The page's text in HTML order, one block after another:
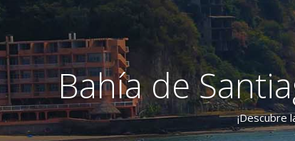
Bahía de
¡Descubre